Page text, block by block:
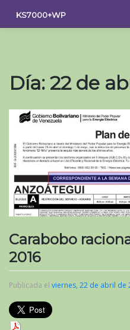
contenido
KS7000+WP
Día: 22 de
Carabobo
2016
Publicada el viernes, 22 de abril de